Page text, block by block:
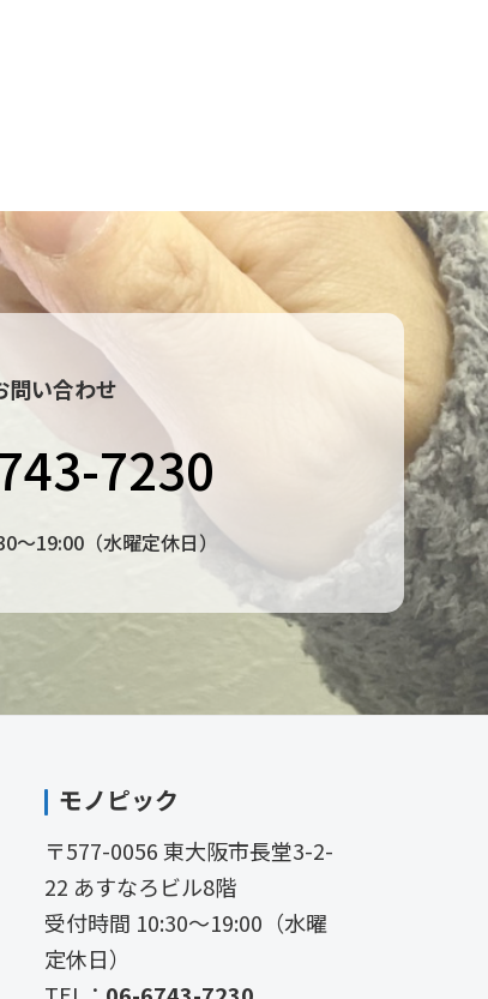
問い合わせ
7230
〜19:00（水曜定休日）
モノピック
〒577-0056 東大阪市長堂3-2-
22 あすなろビル8階
受付時間 10:30〜19:00（水曜
定休日）